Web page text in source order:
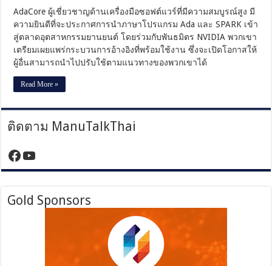
พร้อม
ยก
ระดับ
ความ
AdaCore ผู้เชี่ยวชาญด้านเครื่องมือซอฟต์แวร์ที่มีความสมบูรณ์สูง มี
ความยินดีที่จะประกาศการนำภาษาโปรแกรม Ada และ SPARK เข้า
สู่ตลาดอุตสาหกรรมยานยนต์ โดยร่วมกับพันธมิตร NVIDIA พวกเขา
เตรียมเผยแพร่กระบวนการอ้างอิงที่พร้อมใช้งาน ซึ่งจะเปิดโอกาสให้
ผู้อื่นสามารถนำไปปรับใช้ตามแนวทางของพวกเขาได้
Read More »
ติดตาม ManuTalkThai
https://www.facebook.com/
YouTube
Gold Sponsors